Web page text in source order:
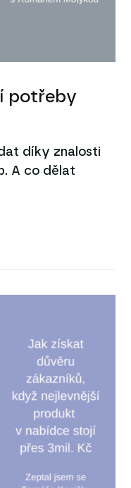
potřeby
díky znalosti
A co dělat